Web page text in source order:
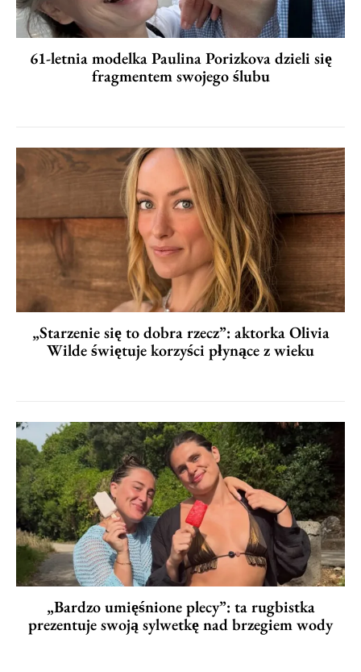
61-letnia modelka Paulina Porizkova dzieli się
fragmentem swojego ślubu
„Starzenie się to dobra rzecz”: aktorka Olivia
Wilde świętuje korzyści płynące z wieku
„Bardzo umięśnione plecy”: ta rugbistka
prezentuje swoją sylwetkę nad brzegiem wody